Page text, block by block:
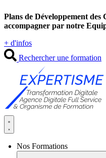
au
contenu
Plans de Développement des
accompagner par notre
+ d'infos
Rechercher une formation
Nos Formations